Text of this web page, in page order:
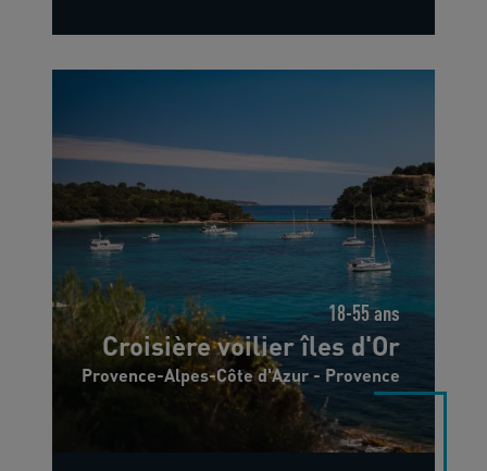
18-55 ans
Croisière voilier îles d'Or
Provence-Alpes-Côte d'Azur - Provence